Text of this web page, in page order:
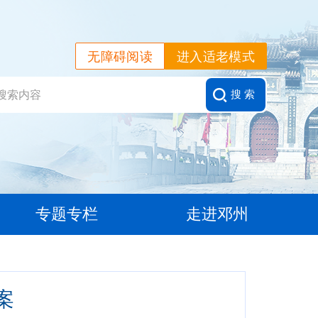
进入适老模式
无障碍阅读
搜 索
专题专栏 走进邓州